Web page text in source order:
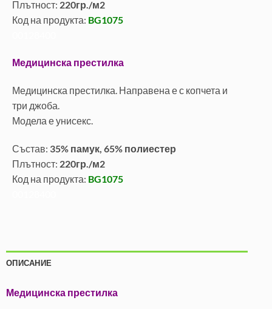
Плътност: 220гр./м2
Код на продукта: BG1075
Медицинска престилка
Медицинска престилка. Направена е с копчета и
три джоба.
Модела е унисекс.
Състав: 35% памук, 65% полиестер
Плътност: 220гр./м2
Код на продукта: BG1075
ОПИСАНИЕ
Медицинска престилка